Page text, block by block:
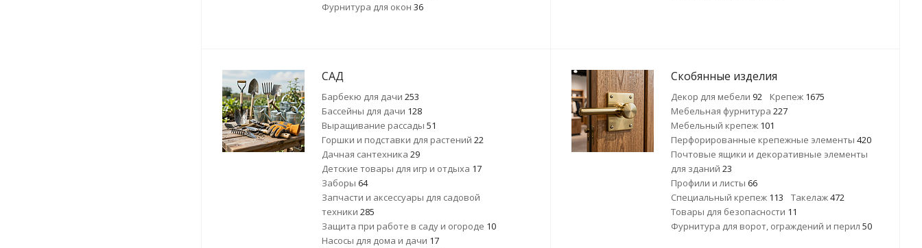
Фурнитура для окон 36
САД
Барбекю для дачи 253
Бассейны для дачи 128
Выращивание рассады 51
Горшки и подставки для растений 22
Дачная сантехника 29
Детские товары для игр и отдыха 17
Заборы 64
Запчасти и аксессуары для садовой
техники 285
Защита при работе в саду и огороде 10
Насосы для дома и дачи 17
Скобянные изделия
Декор для мебели 92 Крепеж 1675
Мебельная фурнитура 227
Мебельный крепеж 101
Перфорированные крепежные элементы 420
Почтовые ящики и декоративные элементы
для зданий 23
Профили и листы 66
Специальный крепеж 113 Такелаж472
Товары для безопасности 11
Фурнитура для ворот, ограждений и перил 50